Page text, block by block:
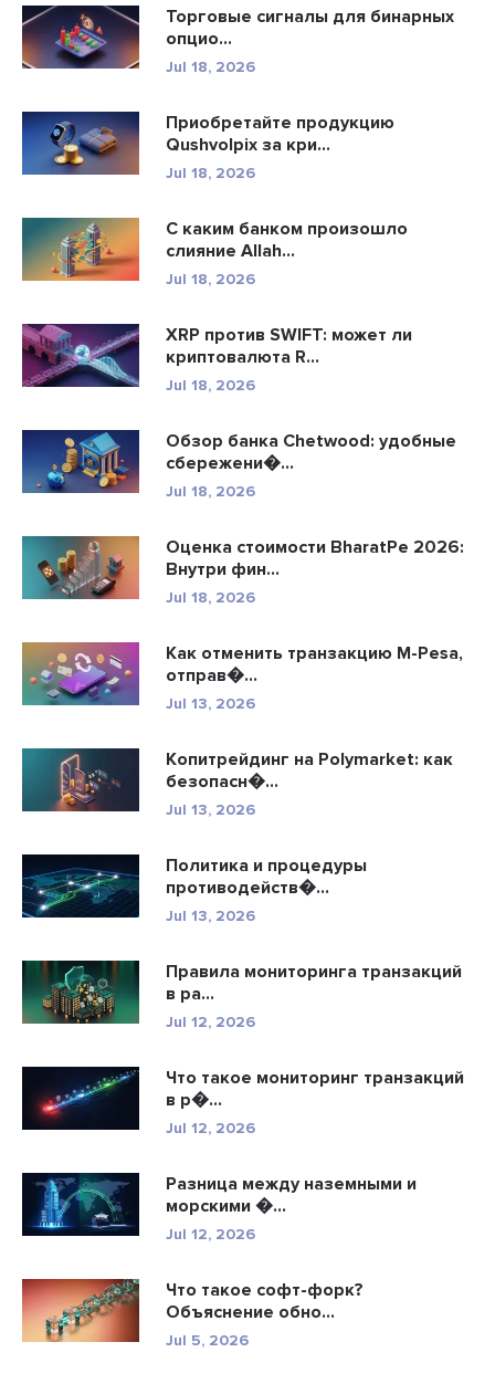
Торговые сигналы для бинарных
опцио...
Jul 18, 2026
Приобретайте продукцию
Qushvolpix за кри...
Jul 18, 2026
С каким банком произошло
слияние Allah...
Jul 18, 2026
XRP против SWIFT: может ли
криптовалюта R...
Jul 18, 2026
Обзор банка Chetwood: удобные
сбережени�...
Jul 18, 2026
Оценка стоимости BharatPe 2026:
Внутри фин...
Jul 18, 2026
Как отменить транзакцию M-Pesa,
отправ�...
Jul 13, 2026
Копитрейдинг на Polymarket: как
безопасн�...
Jul 13, 2026
Политика и процедуры
противодейств�...
Jul 13, 2026
Правила мониторинга транзакций
в ра...
Jul 12, 2026
Что такое мониторинг транзакций
в р�...
Jul 12, 2026
Разница между наземными и
морскими �...
Jul 12, 2026
Что такое софт-форк?
Объяснение обно...
Jul 5, 2026